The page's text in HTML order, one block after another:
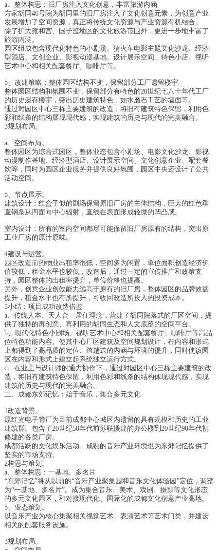
a、整体构思：旧厂房注入文化创意，丰富旅游内涵
方家胡同46号院为胡同里的旧厂房注入了文化创意元素，为创意产业
发展增加了空间资源，真正将传统文化资源与产业资源有机结合。
除了扩大雍和宫、国子监地区的文化旅游范围外，更进一步地丰富了
旅游内涵。
园区组成包含现代化特色的小剧场、猜火车电影主题文化沙龙、经济
型酒店、文创企业、影视动漫基地、设计展示空间、特色小店、视听
艺术中心和相关配套餐厅、咖啡厅等。
b、改建策略：整体园区结构不变，保留部分工厂遗留楼宇
整体园区结构和氛围不变，保留部分有特色的20世纪七八十年代工厂
的历史遗存楼宇，突出历史建筑特色，如水磨石工艺的墙面等。
通过对园区中心三栋主要建筑的改造，将旧有建筑特色保留，利用色
彩和线条的结构展现现代感，实现建筑的历史与现代的完美融合。
3规划布局。
a、空间布局。
整体园区为综合式园区，整体业态包含小剧场、电影文化沙龙、影视
动漫制作基地、经济型酒店、设计展示空间、文化创意企业、配套餐
饮等，同时为园区企业服务并提供良好氛围，园区中央还设计了公共
活动空间。
b、节点展示。
建筑设计：红盒子似的剧场保留原旧厂房的主体结构，巨大的红色垂
直钢条从四面向中心辐射，直线在表面形成轻微的凹凸感。
室内设计：所有的室内空间都尽可能保留旧厂房原有的结构，突出原
工业厂房的原汁原味。
4建设与运营。
园区改造前的物业出租率很低，空间多为闲置，单位面积创造经济价
值较低，租金水平也较低，改造后，通过一定的宣传推广和政策支
持，园区整体的出租率提升，单位价格也提高。
另外，创意企业创效能力远高于原有的旧厂房，整体园区的品牌效益
提升，租金水平也有所提升，可收回改造所投入的投资成本。
5小结：项目成功改造借鉴
a、传统人本、天人合一居住理念，营建了胡同院落式的厂区空间，提
供了独特的再创意、再利用的胡同生态和人文底蕴的空间平台。
b、现代化特色小剧场、视听艺术中心和相关配套餐厅、咖啡厅等高品
位特色功能内容。使其中心厂区建筑及空间规划设计，在内容和形式
上都得到了高品质的定位、跨越式的内涵与环境的提升，同时使该园
区在内容和形式上建立起系统独立运行方式。
c、在业主与设计师的通力协作下，通过对园区中心三栋主要建筑的改
造，将旧有建筑特色保留，利用色彩和线条的结构体现现代感，实现
建筑的历史与现代的完美融合。
二、成都东郊记忆：始于音乐，集合多元文化
1改造背景。
原红光电子管厂为目前成都中心城区内遗留的具有规模和历史的工业
建筑群。包含了20世纪50年代前苏联援建的办公楼到20世纪90年代初
修建的各类厂房。
成都活跃的文化娱乐活动、成熟的音乐产业环境也为东郊记忆提供了
坚实的市场支持。
2构思与策划。
a、整体构思：一基地、多名片
“东郊记忆”将从以前的“音乐产业聚集园和音乐文化体验园”定位，调整
为“一基地、多名片”。成为集合音乐、美术、戏剧、摄影等文化形态
的多元文化园区，和对接现代化、国际化的成都文化创意产业高地。
b、业态策划。
以音乐产业为核心集聚相关视觉艺术、表演艺术等艺术门类，并建设
相关的配套服务设施。
3规划布局。